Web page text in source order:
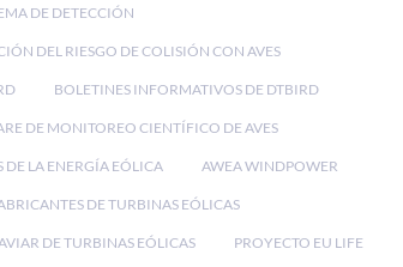
DE DETECCIÓN
DEL RIESGO DE COLISIÓN CON AVES
BOLETINES INFORMATIVOS DE DTBIRD
DE MONITOREO CIENTÍFICO DE AVES
DE LA ENERGÍA EÓLICA AWEA WINDPOWER
DE TURBINAS EÓLICAS
DE TURBINAS EÓLICAS PROYECTO EU LIFE